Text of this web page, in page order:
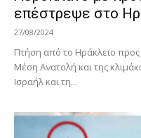
επέστρεψε στο
27/08/2024
Πτήση από το Ηράκλειο
Μέση Ανατολή και της
Ισραήλ και τη...